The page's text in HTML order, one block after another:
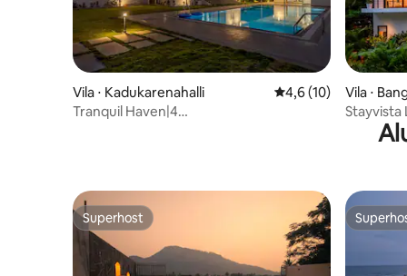
Vila ⋅ Kadukarenahalli 4,6 de uma
4,6 (10)
Tranquil Haven|4
Vila ⋅
Stayvista
piscina
Superhost
Superhost